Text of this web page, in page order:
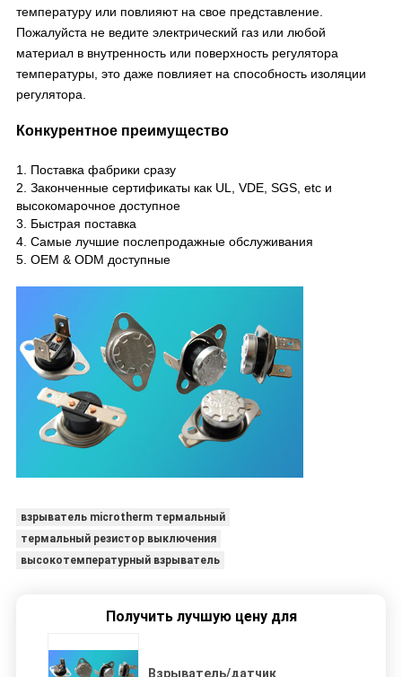
температуру или повлияют на свое представление.
Пожалуйста не ведите электрический газ или любой
материал в внутренность или поверхность регулятора
температуры, это даже повлияет на способность изоляции
регулятора.
Конкурентное преимущество
1. Поставка фабрики сразу
2. Законченные сертификаты как UL, VDE, SGS, etc и
высокомарочное доступное
3. Быстрая поставка
4. Самые лучшие послепродажные обслуживания
5. OEM & ODM доступные
взрыватель microtherm термальный
термальный резистор выключения
высокотемпературный взрыватель
Получить лучшую цену для
Взрыватель/датчик